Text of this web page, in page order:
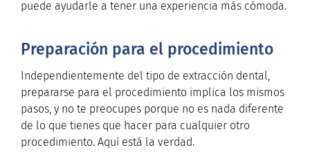
puede ayudarle a tener una experiencia más cómoda.
Preparación para el procedimiento
Independientemente del tipo de extracción dental,
prepararse para el procedimiento implica los mismos
pasos, y no te preocupes porque no es nada diferente
de lo que tienes que hacer para cualquier otro
procedimiento. Aquí está la verdad.